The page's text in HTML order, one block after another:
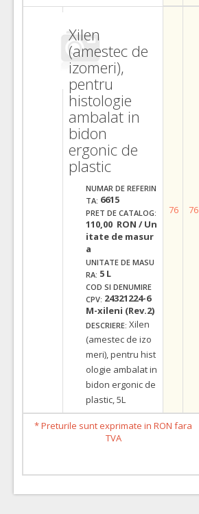
Xilen
(amestec de
izomeri),
pentru
histologie
ambalat in
bidon
ergonic de
plastic
NUMAR DE REFERIN
TA: 6615
PRET DE CATALOG:
110,00 RON / Un
itate de masur
a
UNITATE DE MASU
RA: 5 L
COD SI DENUMIRE
CPV: 24321224-6
M-xileni (Rev.2)
DESCRIERE: Xilen
(amestec de izo
meri), pentru hist
ologie ambalat in
bidon ergonic de
plastic, 5L
76 76
* Preturile sunt exprimate in RON fara
TVA